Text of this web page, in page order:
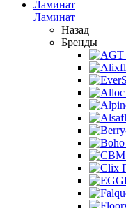
Ламинат
Ламинат
Назад
Бренды